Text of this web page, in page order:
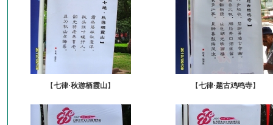
【七律·秋游栖霞山】 【七律·题古鸡鸣寺】